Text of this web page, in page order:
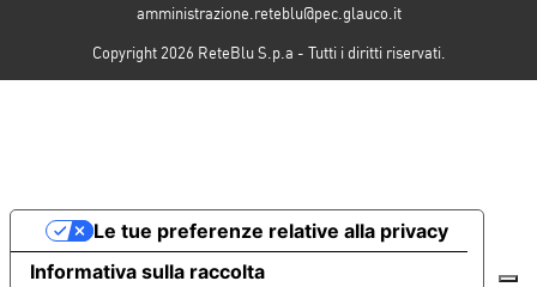
amministrazione.reteblu@pec.glauco.it
Copyright 2026 ReteBlu S.p.a - Tutti i diritti riservati.
Informativa sulla raccolta
Le tue preferenze relative alla privacy